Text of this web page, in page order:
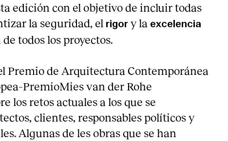
edición con el objetivo de incluir todas
la seguridad, el rigor y la excelencia
todos los proyectos.
Premio de Arquitectura Contemporánea
van der Rohe
los retos actuales a los que se
clientes, responsables políticos y
Algunas de les obras que se han